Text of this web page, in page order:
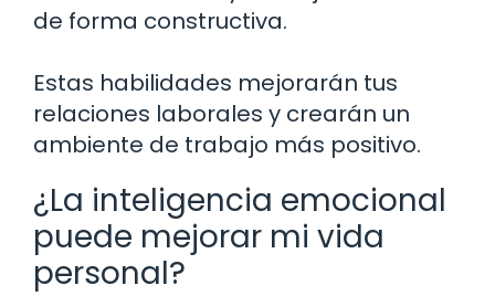
de forma constructiva.
Estas habilidades mejorarán tus
relaciones laborales y crearán un
ambiente de trabajo más positivo.
¿La inteligencia emocional
puede mejorar mi vida
personal?